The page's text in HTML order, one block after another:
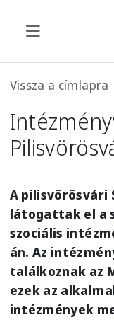
Morzsa
Vissza a címlapra
A pilisvörösvári
látogattak el a
szociális
án. Az
találkoznak az
ezek az
intézmények